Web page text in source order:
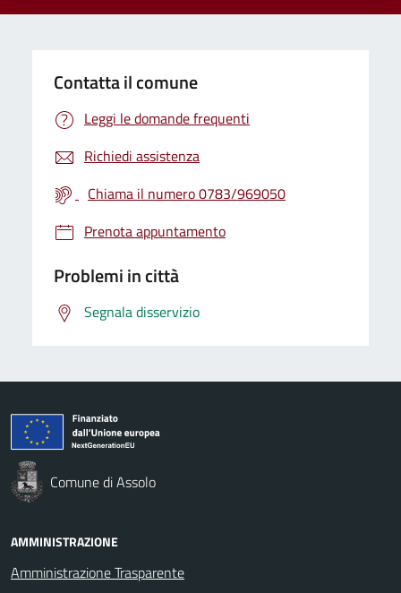
Contatta il comune
Leggi le domande frequenti
Richiedi assistenza
Chiama il numero 0783/969050
Prenota appuntamento
Problemi in città
Segnala disservizio
Comune di Assolo
AMMINISTRAZIONE
Amministrazione Trasparente